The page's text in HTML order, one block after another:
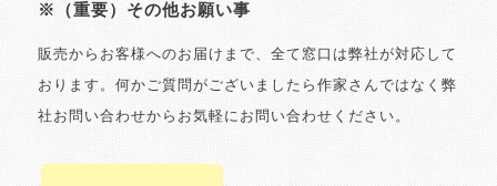
※（重要）その他お願い事
販売からお客様へのお届けまで、全て窓口は弊社が対応して
おります。何かご質問がございましたら作家さんではなく弊
社お問い合わせからお気軽にお問い合わせください。